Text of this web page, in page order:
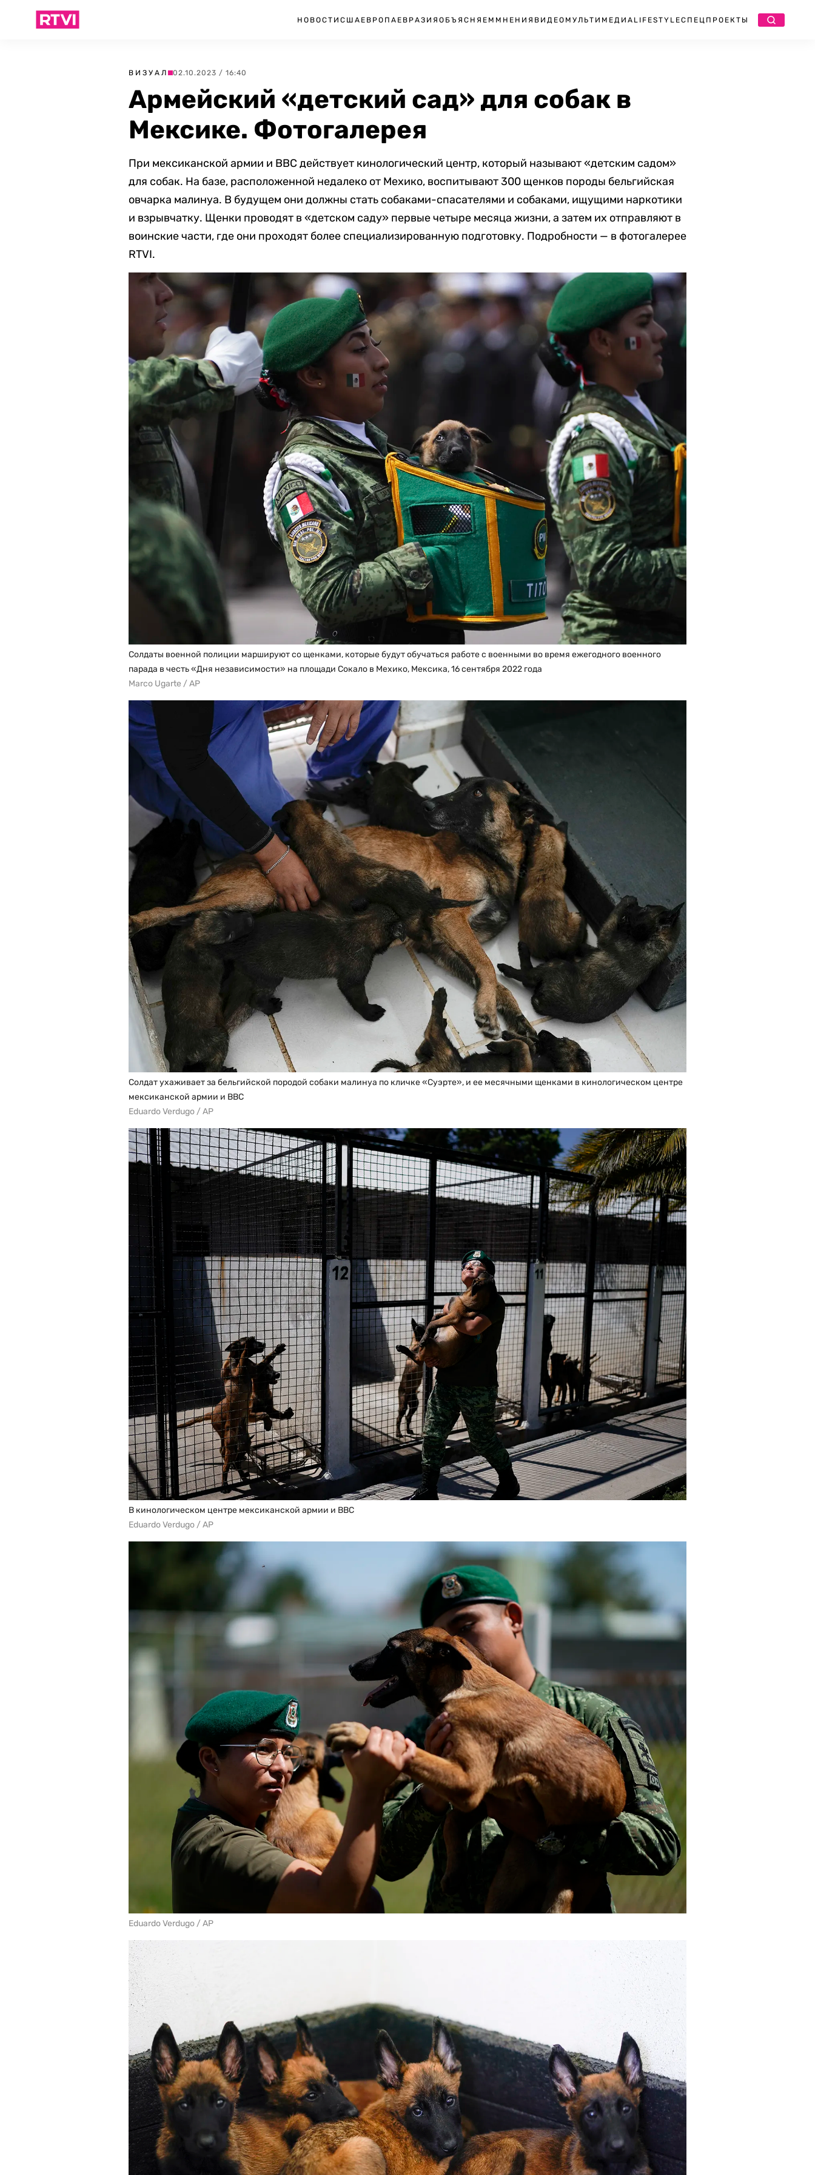
НОВОСТИ США ЕВРОПА ЕВРАЗИЯ ОБЪЯСНЯЕМ МНЕНИЯ ВИДЕО МУЛЬТИМЕДИА LIFESTYLEСПЕЦПРОЕКТЫ
ВИЗУАЛ 02.10.2023 / 16:40
Армейский «детский сад» для собак в
Мексике. Фотогалерея
При мексиканской армии и ВВС действует кинологический центр, который называют «детским садом»
для собак. На базе, расположенной недалеко от Мехико, воспитывают 300 щенков породы бельгийская
овчарка малинуа. В будущем они должны стать собаками-спасателями и собаками, ищущими наркотики
и взрывчатку. Щенки проводят в «детском саду» первые четыре месяца жизни, а затем их отправляют в
воинские части, где они проходят более специализированную подготовку. Подробности — в фотогалерее
RTVI.
Солдаты военной полиции маршируют со щенками, которые будут обучаться работе с военными во время ежегодного военного
парада в честь «Дня независимости» на площади Сокало в Мехико, Мексика, 16 сентября 2022 года
Marco Ugarte / AP
Солдат ухаживает за бельгийской породой собаки малинуа по кличке «Суэрте», и ее месячными щенками в кинологическом центре
мексиканской армии и ВВС
Eduardo Verdugo / AP
В кинологическом центре мексиканской армии и ВВС
Eduardo Verdugo / AP
Eduardo Verdugo / AP